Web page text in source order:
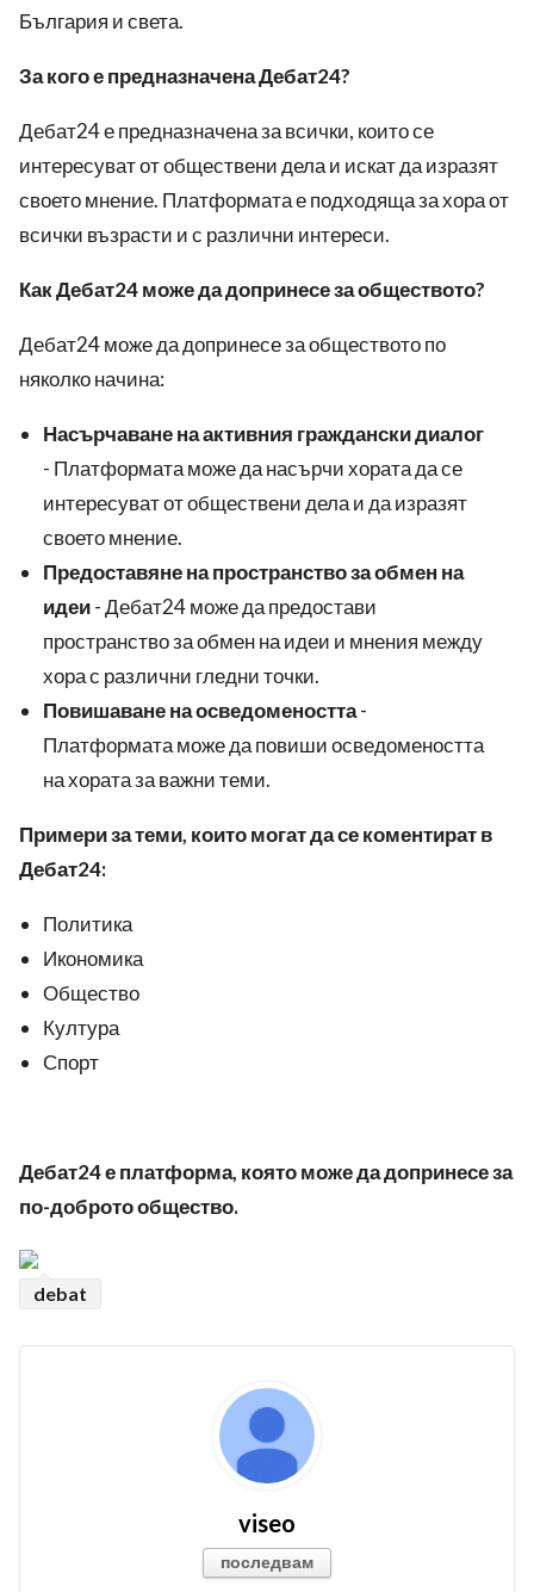
България и света.
За кого е предназначена Дебат24?
Дебат24 е предназначена за всички, които се
интересуват от обществени дела и искат да изразят
своето мнение. Платформата е подходяща за хора от
всички възрасти и с различни интереси.
Как Дебат24 може да допринесе за обществото?
Дебат24 може да допринесе за обществото по
няколко начина:
Насърчаване на активния граждански диалог
- Платформата може да насърчи хората да се
интересуват от обществени дела и да изразят
своето мнение.
Предоставяне на пространство за обмен на
идеи- Дебат24 може да предостави
пространство за обмен на идеи и мнения между
хора с различни гледни точки.
Повишаване на осведомеността-
Платформата може да повиши осведомеността
на хората за важни теми.
Примери за теми, които могат да се коментират в
Дебат24:
Политика
Икономика
Общество
Култура
Спорт
Дебат24 е платформа, която може да допринесе за
по-доброто общество.
debat
viseo
последвам